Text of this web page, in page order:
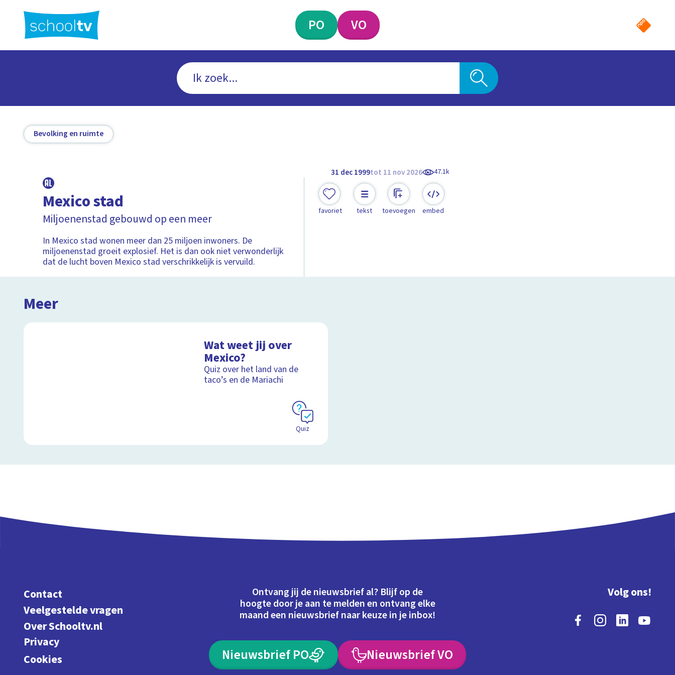
hoofdinhoud
PO VO
Bevolking en ruimte
31 dec 1999tot 11 nov 2026 47.1k
Mexico stad
Miljoenenstad gebouwd op een meer
In Mexico stad wonen meer dan 25 miljoen inwoners. De
miljoenenstad groeit explosief. Het is dan ook niet verwonderlijk
dat de lucht boven Mexico stad verschrikkelijk is vervuild.
favoriet tekst toevoegen embed
Meer
Wat weet jij over
Mexico?
Quiz over het land van de
taco’s en de Mariachi
Quiz
Contact
Veelgestelde vragen
Over Schooltv.nl
Privacy
Cookies
Ontvang jij de nieuwsbrief al? Blijf op de
hoogte door je aan te melden en ontvang elke
maand een nieuwsbrief naar keuze in je inbox!
Nieuwsbrief PO Nieuwsbrief VO
Volg ons!